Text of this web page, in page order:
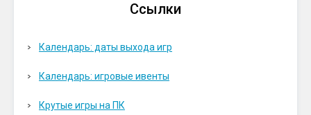
Ссылки
Календарь: даты выхода игр
Календарь: игровые ивенты
Крутые игры на ПК